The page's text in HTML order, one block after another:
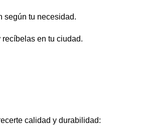
según tu necesidad.
en tu ciudad.
calidad y durabilidad: